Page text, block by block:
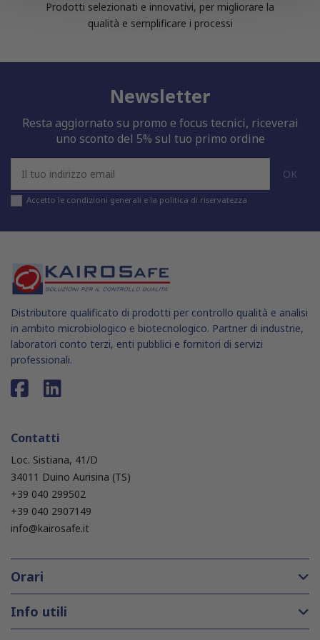
con altre informazioni che hai fornito loro o che hanno
raccolto dal tuo utilizzo dei loro servizi.
Prodotti selezionati e innovativi, per migliorare la
qualità e semplificare i processi
Newsletter
Resta aggiornato su promo e focus tecnici, riceverai
uno sconto del 5% sul tuo primo ordine
Accetto le condizioni generali e la politica di riservatezza
Distributore qualificato di prodotti per controllo qualità e analisi
in ambito microbiologico e biotecnologico. Partner di industrie,
laboratori conto terzi, enti pubblici e fornitori di servizi
professionali.
Contatti
Loc. Sistiana, 41/D
34011 Duino Aurisina (TS)
+39 040 299502
+39 040 2907149
info@kairosafe.it
Orari
Info utili